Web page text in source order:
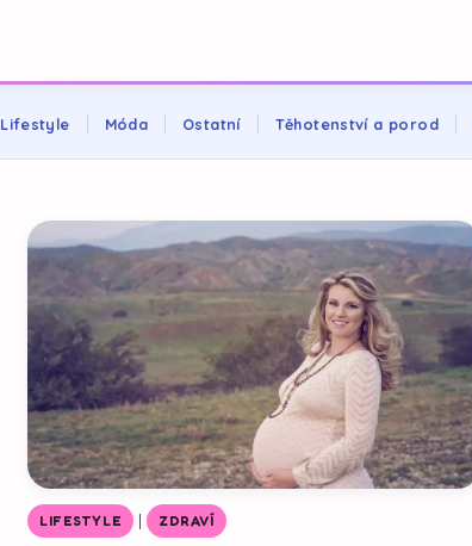
Lifestyle Móda Ostatní Těhotenství a porod
LIFESTYLE | ZDRAVÍ